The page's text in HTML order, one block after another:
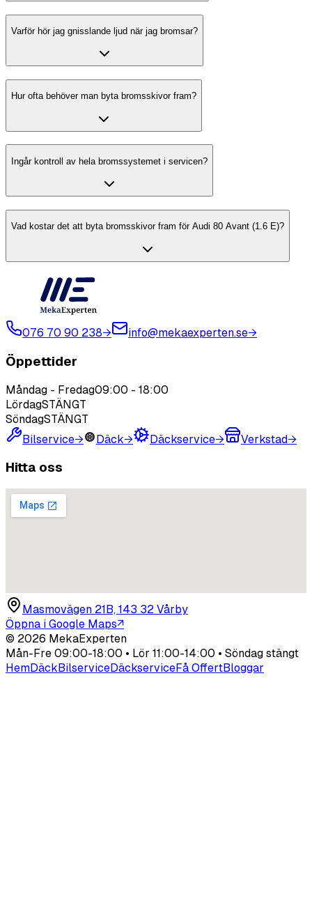
Varför hör jag gnisslande ljud när jag bromsar?
Hur ofta behöver man byta bromsskivor fram?
Ingår kontroll av hela bromssystemet i servicen?
Vad kostar det att byta bromsskivor fram för Audi 80 Avant (1.6 E)?
076 70 90 238→ info@mekaexperten.se→
Öppettider
Måndag - Fredag09:00 - 18:00
LördagSTÄNGT
SöndagSTÄNGT
Bilservice→ Däck→ Däckservice→ Verkstad→
Hitta oss
Masmovägen 21B, 143 32 Vårby
Öppna i Google Maps↗
© 2026 MekaExperten
Mån-Fre 09:00-18:00 • Lör 11:00-14:00 • Söndag stängt
HemDäckBilserviceDäckserviceFå OffertBloggar